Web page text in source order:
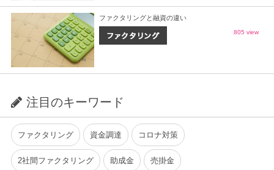
ファクタリングと融資の違い
805 view
注目のキーワード
ファクタリング 資金調達 コロナ対策
2社間ファクタリング 助成金 売掛金